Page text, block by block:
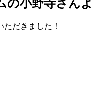
の小野寺さんよ
だきました！